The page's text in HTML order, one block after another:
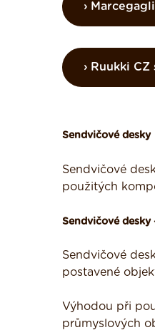
Ruukki CZ
Sendvičové desky
Sendvičové
použitých
Sendvičové
Sendvičové
postavené
Výhodou při
průmyslových